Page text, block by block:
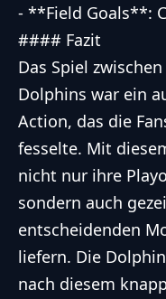
- **Field Goals**:
#### Fazit
Das Spiel
Dolphins war ein
Action, das die
fesselte. Mit
nicht nur ihre
sondern auch
entscheidenden
liefern. Die
nach diesem